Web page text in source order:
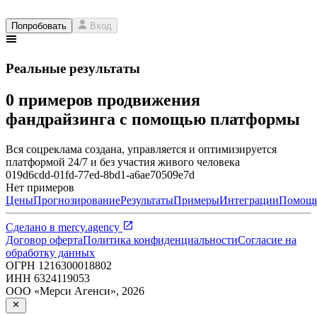
Попробовать Вход
Реальные результаты
0 примеров продвижения
фандрайзинга с помощью платформы
Вся соцреклама создана, управляется и оптимизируется
платформой 24/7 и без участия живого человека
019d6cdd-01fd-77ed-8bd1-a6ae70509e7d
Нет примеров
ЦеныПрогнозированиеРезультатыПримерыИнтеграции
Сделано в mercy.agency
Договор офертаПолитика конфиденциальностиСогласие на
обработку данных
ОГРН 1216300018802
ИНН 6324119053
ООО «Мерси Агенси», 2026